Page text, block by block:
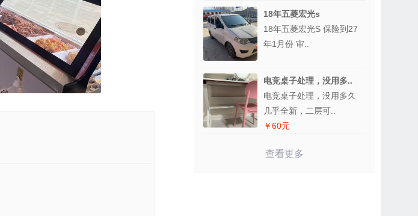
18年五菱宏光s
18年五菱宏光S 保险到27
年1月份 审..
电竞桌子处理，没用多..
电竞桌子处理，没用多久
几乎全新，二层可..
￥60元
查看更多